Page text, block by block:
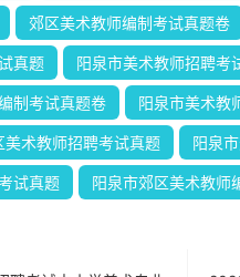
郊区美术教师编制考试真题卷
真题 阳泉市美术教师招聘考
制考试真题卷 阳泉市美术教
美术教师招聘考试真题 阳泉
试真题 阳泉市郊区美术教师